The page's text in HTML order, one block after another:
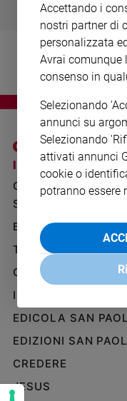
Società
Volontariato
Aziende
di
valore
Caso
settimana
Migranti
Diversità
e
inclusione
Costume
Cultura
e
spettacoli
I SITI SAN PAOLO
GRUPPO
SAN PAOLO
BENESSERE
TELENOVA
GAZZETTA D'ALBA
IL GIORNALINO
EDICOLA SAN
EDIZIONI SAN
CREDERE
JESUS
Accettando i
nostri partner di
personalizzata
Avrai comunque
consenso in
Selezionando
annunci su
Selezionando
attivati annunci
cookie o
potranno essere